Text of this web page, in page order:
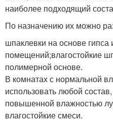
наиболее подходящий
По назначению их можно
шпаклевки на основе
помещений;влагостойкие
полимерной основе.
В комнатах с нормальной
использовать любой
повышенной влажностью
влагостойкие смеси.